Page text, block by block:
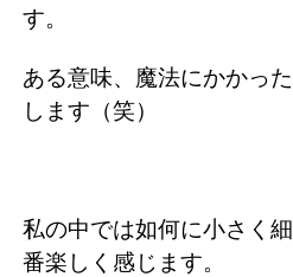
す。
ある意味、魔法にかかっ
します（笑）
私の中では如何に小さく
番楽しく感じます。